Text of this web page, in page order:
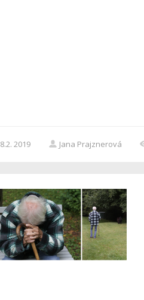
8.2. 2019 Jana Prajznerová